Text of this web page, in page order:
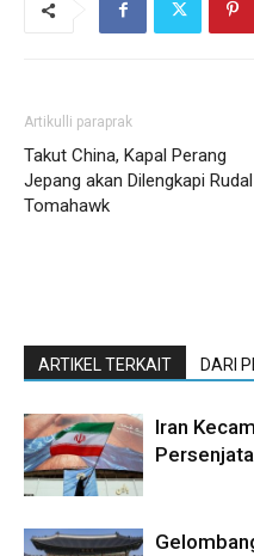
Artikulli paraprak
Takut China, Kapal Perang
Jepang akan Dilengkapi Rudal
Tomahawk
ARTIKEL TERKAIT DARI
Iran